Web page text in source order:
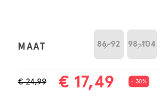
MAAT 86-92 98-104
€ 24,99 € 17,49 - 30%